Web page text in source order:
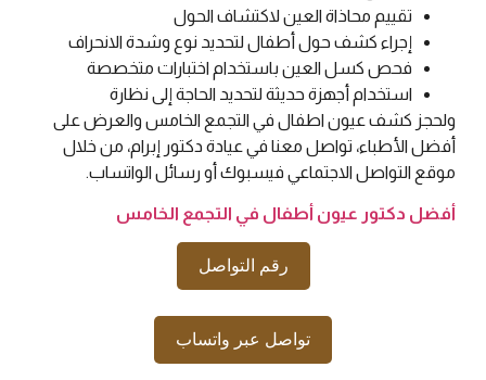
تقييم محاذاة العين لاكتشاف الحول
إجراء كشف حول أطفال لتحديد نوع وشدة الانحراف
فحص كسل العين باستخدام اختبارات متخصصة
استخدام أجهزة حديثة لتحديد الحاجة إلى نظارة
ولحجز كشف عيون اطفال في التجمع الخامس والعرض على
أفضل الأطباء، تواصل معنا في عيادة دكتور إبرام، من خلال
موقع التواصل الاجتماعي فيسبوك أو رسائل الواتساب.
أفضل دكتور عيون أطفال في التجمع الخامس
رقم التواصل
تواصل عبر واتساب